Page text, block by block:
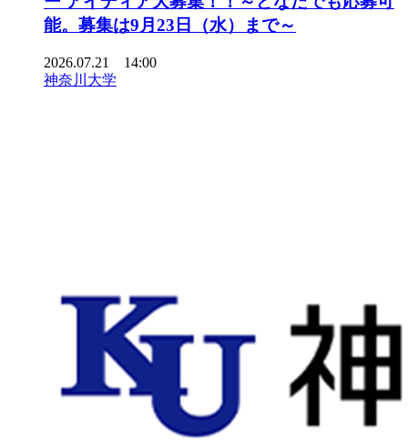
能。募集は9月23日（水）まで～
2026.07.21 14:00
神奈川大学